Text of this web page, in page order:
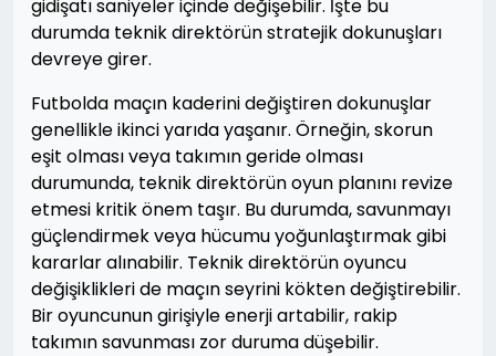
gidişatı saniyeler içinde değişebilir. İşte bu
durumda teknik direktörün stratejik dokunuşları
devreye girer.
Futbolda maçın kaderini değiştiren dokunuşlar
genellikle ikinci yarıda yaşanır. Örneğin, skorun
eşit olması veya takımın geride olması
durumunda, teknik direktörün oyun planını revize
etmesi kritik önem taşır. Bu durumda, savunmayı
güçlendirmek veya hücumu yoğunlaştırmak gibi
kararlar alınabilir. Teknik direktörün oyuncu
değişiklikleri de maçın seyrini kökten değiştirebilir.
Bir oyuncunun girişiyle enerji artabilir, rakip
takımın savunması zor duruma düşebilir.